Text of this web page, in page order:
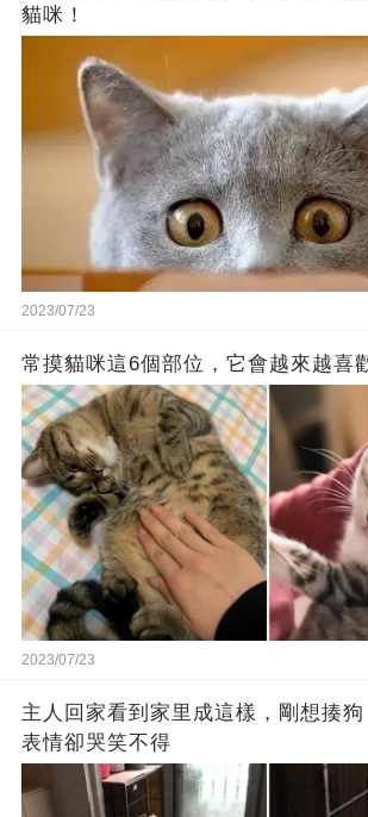
貓咪！
2023/07/23
常摸貓咪這6個部位，它會越來越喜
2023/07/23
主人回家看到家里成這樣，剛想揍
表情卻哭笑不得